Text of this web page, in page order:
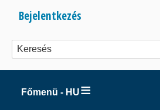
Bejelentkezés
menüje
Bejelentkezés
Főmenü - HU